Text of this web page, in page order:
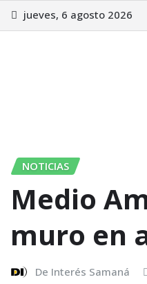
jueves, 6 agosto 2026
NOTICIAS
Medio
muro en
De Interés Samaná